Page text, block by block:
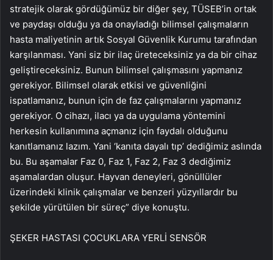
stratejik olarak gördüğümüz bir diğer şey, TÜSEB’in ortak
ve paydaşı olduğu ya da onayladığı bilimsel çalışmaların
hasta maliyetinin artık Sosyal Güvenlik Kurumu tarafından
karşılanması. Yani siz bir ilaç üreteceksiniz ya da bir cihaz
geliştireceksiniz. Bunun bilimsel çalışmasını yapmanız
gerekiyor. Bilimsel olarak etkisi ve güvenliğini
ispatlamanız, bunun için de faz çalışmalarını yapmanız
gerekiyor. O cihazı, ilacı ya da uygulama yöntemini
herkesin kullanımına açmanız için faydalı olduğunu
kanıtlamanız lazım. Yani ‘kanıta dayalı tıp’ dediğimiz aslında
bu. Bu aşamalar Faz 0, Faz 1, Faz 2, Faz 3 dediğimiz
aşamalardan oluşur. Hayvan deneyleri, gönüllüler
üzerindeki klinik çalışmalar ve benzeri yüzyıllardır bu
şekilde yürütülen bir süreç” diye konuştu.
ŞEKER HASTASI ÇOCUKLARA YERLİ SENSÖR